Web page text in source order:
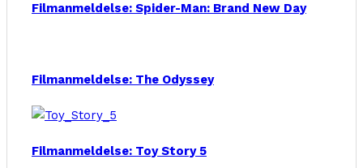
Filmanmeldelse: Spider-Man: Brand New Day
Filmanmeldelse: The Odyssey
Filmanmeldelse: Toy Story 5